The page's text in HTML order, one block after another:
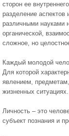
сторон ее
разделение аспектов
различными науками
органической,
сложное, но
Каждый молодой
Для которой
явлением,
жизненных ситуациях.
Личность – это
субъект познания и